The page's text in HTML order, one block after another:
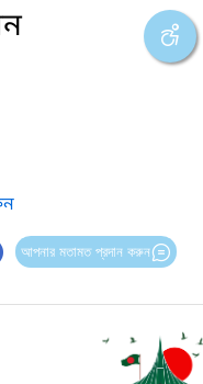
আপনার মতামত প্রদান করুন